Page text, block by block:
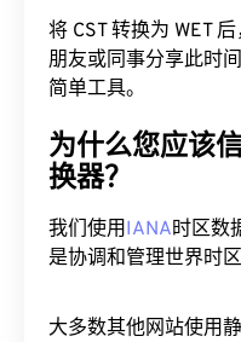
将 CST 转换为 WET
朋友或同事分享此时
简单工具。
为什么您应该
换器？
我们使用IANA时区数
是协调和管理世界时
大多数其他网站使用